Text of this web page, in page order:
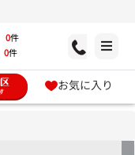
0件
0件
お気に入り